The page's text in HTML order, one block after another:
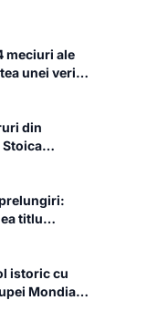
meciuri ale
unei veri
din
titlu
2026
istoric cu
Mondiale